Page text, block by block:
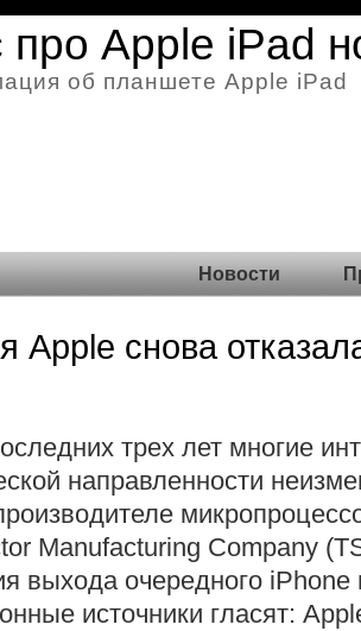
про Apple iPad
об планшете Apple iPad
Новости
Apple снова
трех лет многие
направленности
Manufacturing Company
выхода очередного
источники гласят: